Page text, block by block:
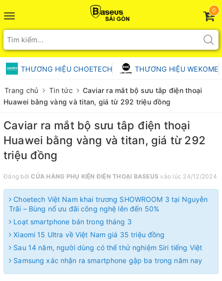
Toggle
navigation
0
THƯƠNG HIỆU CHOETECH THƯƠNG HIỆU WEKOME
Trang chủ Tin tức
Caviar ra mắt bộ sưu tâp điện thoại
Huawei bằng vàng và titan, giá từ 292 triệu đồng
Caviar ra mắt bộ sưu tâp điện thoại
Huawei bằng vàng và titan, giá từ 292
triệu đồng
Đăng bởiCỬA HÀNG PHỤ KIỆN ĐIỆN THOẠI BASEUS vào lúc 24/12/2024
Choetech Việt Nam khai trương SHOWROOM 3 tại Nguyễn
Trãi – Bùng nổ ưu đãi công nghệ lên đến 50%
Loạt smartphone bán trong tháng 3
Xiaomi 15 Ultra về Việt Nam giá 35 triệu đồng
Sau 14 năm, người dùng có thể thử nghiệm Siri tiếng Việt
Samsung xác nhận ra smartphone gập ba trong năm nay